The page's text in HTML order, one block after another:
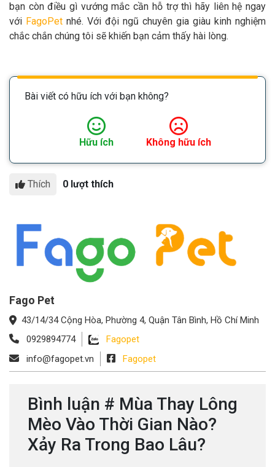
bạn còn điều gì vướng mắc cần hỗ trợ thì hãy liên hệ ngay
với FagoPet nhé. Với đội ngũ chuyên gia giàu kinh nghiệm
chắc chắn chúng tôi sẽ khiến bạn cảm thấy hài lòng.
Bài viết có hữu ích với bạn không?
Hữu ích Không hữu ích
Thích 0 lượt thích
Fago Pet
43/14/34 Cộng Hòa, Phường 4, Quận Tân Bình, Hồ Chí Minh
0929894774
Fagopet
info@fagopet.vn
Fagopet
Bình luận # Mùa Thay Lông
Mèo Vào Thời Gian Nào?
Xảy Ra Trong Bao Lâu?